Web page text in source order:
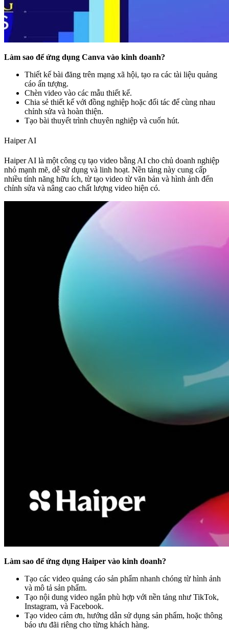
Làm sao để ứng dụng Canva vào kinh doanh?
Thiết kế bài đăng trên mạng xã hội, tạo ra các tài liệu quảng
cáo ấn tượng.
Chèn video vào các mẫu thiết kế.
Chia sẻ thiết kế với đồng nghiệp hoặc đối tác để cùng nhau
chỉnh sửa và hoàn thiện.
Tạo bài thuyết trình chuyên nghiệp và cuốn hút.
Haiper AI
Haiper AI là một công cụ tạo video bằng AI cho chủ doanh nghiệp
nhỏ mạnh mẽ, dễ sử dụng và linh hoạt. Nền tảng này cung cấp
nhiều tính năng hữu ích, từ tạo video từ văn bản và hình ảnh đến
chỉnh sửa và nâng cao chất lượng video hiện có.
Làm sao để ứng dụng Haiper vào kinh doanh?
Tạo các video quảng cáo sản phẩm nhanh chóng từ hình ảnh
và mô tả sản phẩm.
Tạo nội dung video ngắn phù hợp với nền tảng như TikTok,
Instagram, và Facebook.
Tạo video cảm ơn, hướng dẫn sử dụng sản phẩm, hoặc thông
báo ưu đãi riêng cho từng khách hàng.